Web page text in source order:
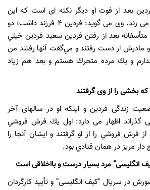
بعد از فوت او دیگر نکته ای است که این
خواهر درباره اش حرف می زند. وی می گوید: فردین ۴ فرزند داشت؛ دو
بعد از رفتن فردين سعيد فردين خيلي
و مادرش از دست رفتند و مي‌گفت آنها رفتند من
و يك مرده متحرك هستم و بعد هم زياد
را از وی گرفتند
زندگی فردین و اینکه او در سالهای آخر
گذراند اظهار می دارد: اول يك فرش فروشي
فرش فروشي را از او گرفتند و ايشان آنجا را
دار مريز در همان قنادي بود.
انگلیسی” مرد بسیار درست و بااخلاقی است
در سریال "کیف انگلیسی” و تأیید کارگردان